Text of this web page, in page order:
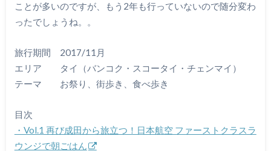
ことが多いのですが、もう2年も行っていないので随分変わ
ったでしょうね。。
旅行期間 2017/11月
エリア タイ（バンコク・スコータイ・チェンマイ）
テーマ お祭り、街歩き、食べ歩き
目次
・Vol.1 再び成田から旅立つ！日本航空 ファーストクラスラ
ウンジで朝ごはん